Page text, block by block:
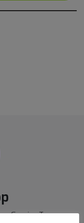
Service Team